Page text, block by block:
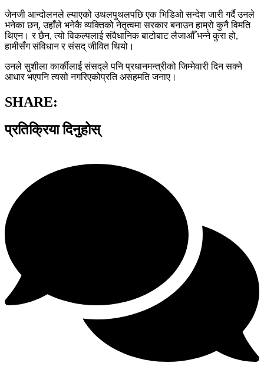
जेनजी आन्दोलनले ल्याएको उथलपुथलपछि एक भिडिओ सन्देश जारी गर्दै उनले
भनेका छन्, उहाँले भनेकै व्यक्तिको नेतृत्वमा सरकार बनाउन हाम्रो कुनै विमति
थिएन। र छैन, त्यो विकल्पलाई संवैधानिक बाटोबाट लैजाऔँ भन्ने कुरा हो,
हामीसँग संविधान र संसद् जीवित थियो।
उनले सुशीला कार्कीलाई संसद्ले पनि प्रधानमन्त्रीको जिम्मेवारी दिन सक्ने
आधार भएपनि त्यसो नगरिएकोप्रति असहमति जनाए।
SHARE:
प्रतिक्रिया दिनुहोस्